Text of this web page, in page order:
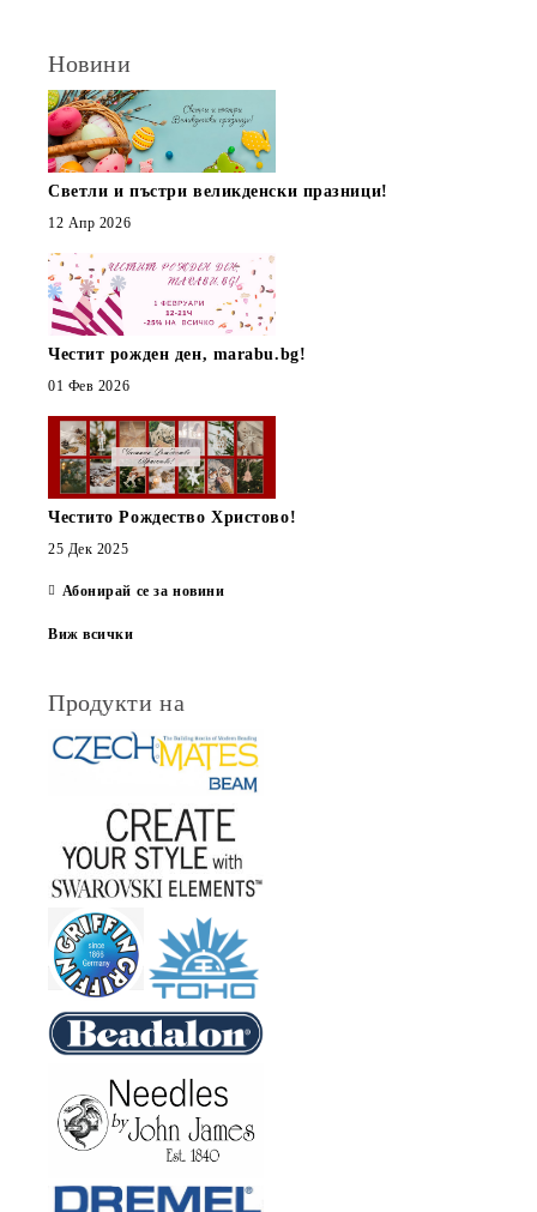
Новини
Светли и пъстри великденски празници!
12 Апр 2026
Честит рожден ден, marabu.bg!
01 Фев 2026
Честито Рождество Христово!
25 Дек 2025
Абонирай се за новини
Виж всички
Продукти на